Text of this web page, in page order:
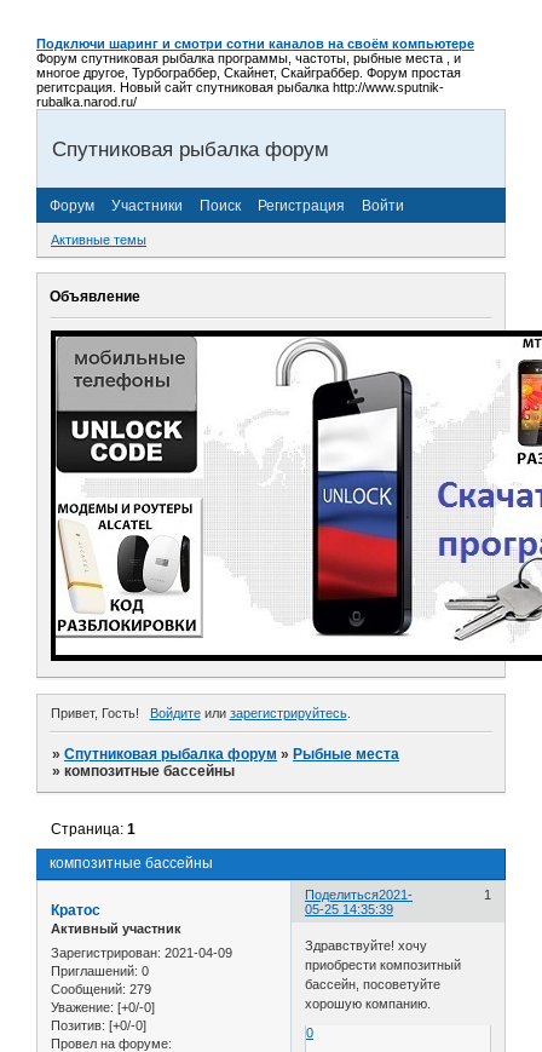
Подключи шаринг и смотри сотни каналов на своём компьютере
Форум спутниковая рыбалка программы, частоты, рыбные места , и
многое другое, Турбограббер, Скайнет, Скайграббер. Форум простая
регитсрация. Новый сайт спутниковая рыбалка http://www.sputnik-
rubalka.narod.ru/
Спутниковая рыбалка форум
Форум Участники Поиск Регистрация Войти
Активные темы
Объявление
Привет, Гость! Войдитеили зарегистрируйтесь.
»Спутниковая рыбалка форум » Рыбные места
»композитные бассейны
композитные бассейны
Страница:1
Поделиться 1
2021-
05-25 14:35:39
Кратос
Активный участник
Зарегистрирован: 2021-04-09
Приглашений: 0
Сообщений: 279
Уважение: [+0/-0]
Позитив: [+0/-0]
Провел на форуме:
Здравствуйте! хочу
приобрести композитный
бассейн, посоветуйте
хорошую компанию.
0